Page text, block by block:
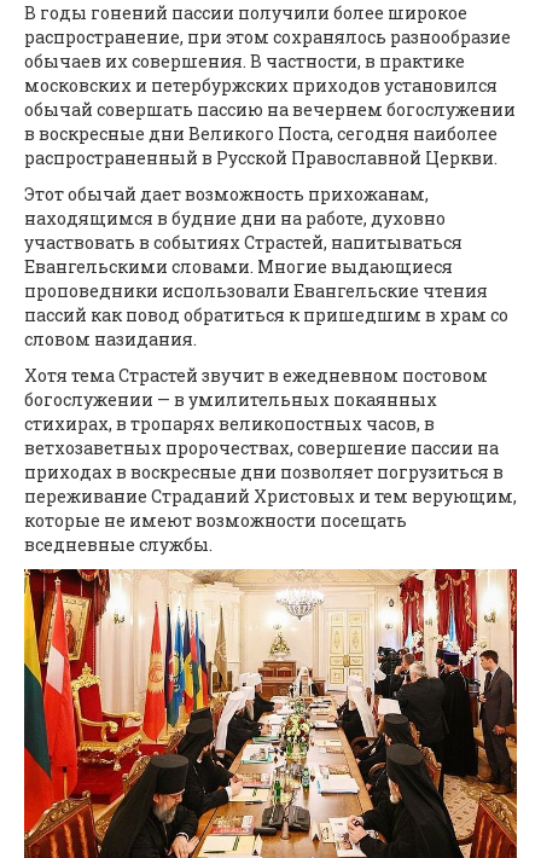
В годы гонений пассии получили более широкое
распространение, при этом сохранялось разнообразие
обычаев их совершения. В частности, в практике
московских и петербуржских приходов установился
обычай совершать пассию на вечернем богослужении
в воскресные дни Великого Поста, сегодня наиболее
распространенный в Русской Православной Церкви.
Этот обычай дает возможность прихожанам,
находящимся в будние дни на работе, духовно
участвовать в событиях Страстей, напитываться
Евангельскими словами. Многие выдающиеся
проповедники использовали Евангельские чтения
пассий как повод обратиться к пришедшим в храм со
словом назидания.
Хотя тема Страстей звучит в ежедневном постовом
богослужении — в умилительных покаянных
стихирах, в тропарях великопостных часов, в
ветхозаветных пророчествах, совершение пассии на
приходах в воскресные дни позволяет погрузиться в
переживание Страданий Христовых и тем верующим,
которые не имеют возможности посещать
вседневные службы.